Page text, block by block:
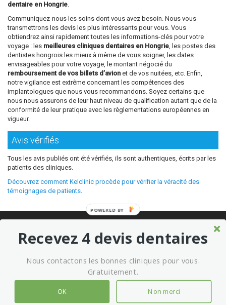
dentaire en Hongrie.
Communiquez-nous les soins dont vous avez besoin. Nous vous
transmettrons les devis les plus intéressants pour vous. Vous
obtiendrez ainsi rapidement toutes les informations-clés pour votre
voyage : les meilleures cliniques dentaires en Hongrie, les postes des
dentistes hongrois les mieux à même de vous soigner, les dates
envisageables pour votre voyage, le montant négocié du
remboursement de vos billets d’avion et de vos nuitées, etc. Enfin,
notre vigilance est extrême concernant les compétences des
implantologues que nous vous recommandons. Soyez certains que
nous nous assurons de leur haut niveau de qualification autant que de la
conformité de leur pratique avec les règlementations européennes en
vigueur.
Avis vérifiés
Tous les avis publiés ont été vérifiés, ils sont authentiques, écrits par les
patients des cliniques.
Découvrez comment Kelclinic procède pour vérifier la véracité des
témoignages de patients.
Conditions générales d’utilisation Mentions légales
Recevez 4 devis dentaires
Nous contactons les bonnes cliniques pour vous.
Gratuitement.
OK Non merci
POWERED BY